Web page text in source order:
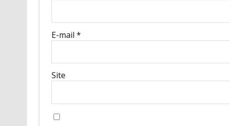
E-mail *
Site